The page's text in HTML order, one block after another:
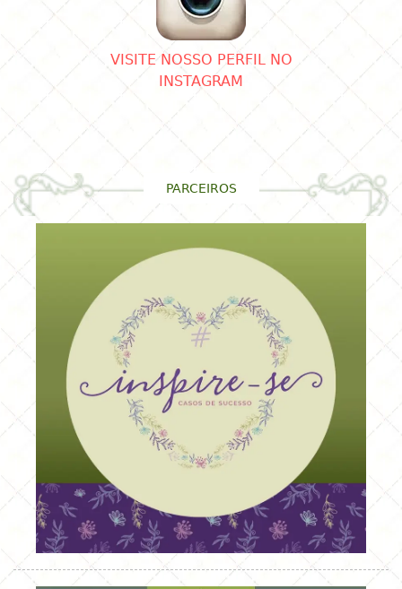
VISITE NOSSO PERFIL NO
INSTAGRAM
PARCEIROS